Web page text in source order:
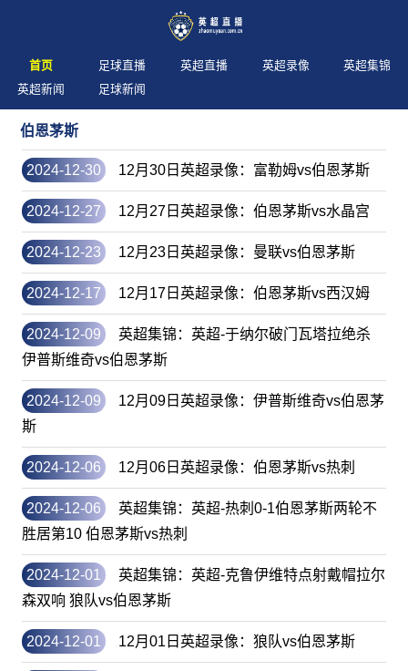
首页 足球直播 英超直播 英超录像
英超集锦
英超新闻
足球新闻
伯恩茅斯
2024-12-30 12月30日英超录像：富勒姆vs伯恩茅斯
2024-12-27 12月27日英超录像：伯恩茅斯vs水晶宫
2024-12-23 12月23日英超录像：曼联vs伯恩茅斯
2024-12-17 12月17日英超录像：伯恩茅斯vs西汉姆
2024-12-09
英超集锦：英超-于纳尔破门瓦塔拉绝杀
伊普斯维奇vs伯恩茅斯
2024-12-09
12月09日英超录像：伊普斯维奇vs伯恩茅
斯
2024-12-06 12月06日英超录像：伯恩茅斯vs热刺
2024-12-06
英超集锦：英超-热刺0-1伯恩茅斯两轮不
胜居第10 伯恩茅斯vs热刺
2024-12-01
英超集锦：英超-克鲁伊维特点射戴帽拉尔
森双响 狼队vs伯恩茅斯
2024-12-01 12月01日英超录像：狼队vs伯恩茅斯